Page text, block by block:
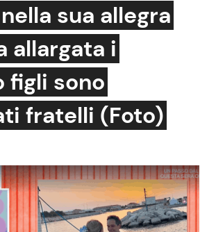
Gossip e TV
Bellezze VIP
Coppie VIP
Programmi TV
Reality e Talent
sua allegra
allargata i
figli sono
fratelli (Foto)